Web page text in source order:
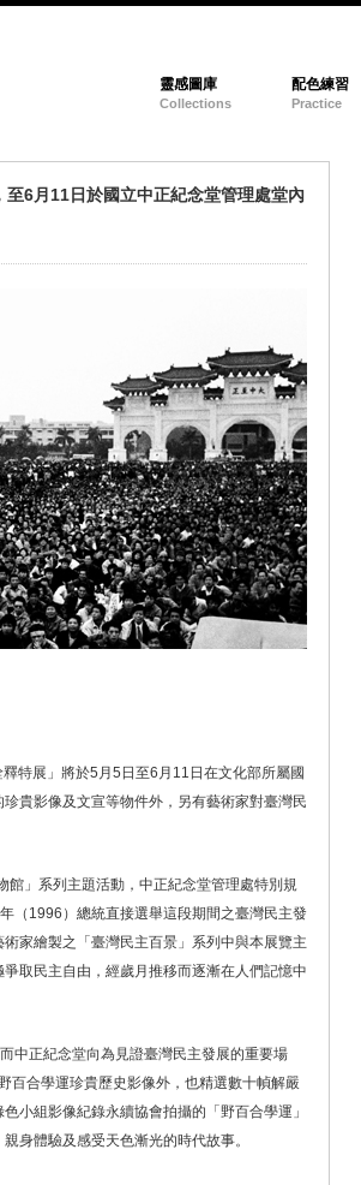
靈感圖庫
Collections
配色練習
Practice
至6月11日於國立中正紀念堂管理處堂內
特展」將於5月5日至6月11日在文化部所屬國
貴影像及文宣等物件外，另有藝術家對臺灣民
」系列主題活動，中正紀念堂管理處特別規
（1996）總統直接選舉這段期間之臺灣民主發
家繪製之「臺灣民主百景」系列中與本展覽主
取民主自由，經歲月推移而逐漸在人們記憶中
中正紀念堂向為見證臺灣民主發展的重要場
百合學運珍貴歷史影像外，也精選數十幀解嚴
小組影像紀錄永續協會拍攝的「野百合學運」
身體驗及感受天色漸光的時代故事。